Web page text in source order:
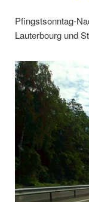
Pfingstsonntag-
Lauterbourg und